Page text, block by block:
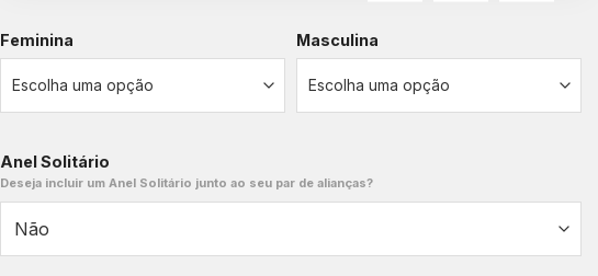
Feminina Masculina
Anel Solitário
Deseja incluir um Anel Solitário junto ao seu par de alianças?